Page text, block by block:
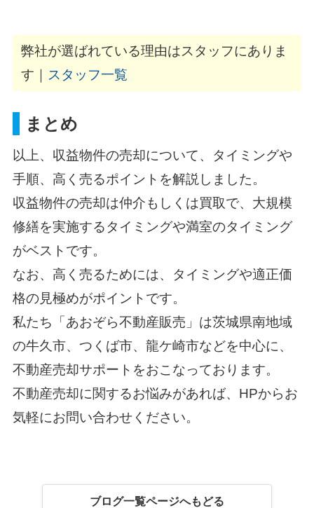
弊社が選ばれている理由はスタッフにありま
す｜
スタッフ一覧
まとめ
以上、収益物件の売却について、タイミングや
手順、高く売るポイントを解説しました。
収益物件の売却は仲介もしくは買取で、大規模
修繕を実施するタイミングや満室のタイミング
がベストです。
なお、高く売るためには、タイミングや適正価
格の見極めがポイントです。
私たち「 あおぞら不動産販売 」は茨城県南地域
の牛久市、つくば市、龍ケ崎市などを中心に、
不動産売却サポートをおこなっております。
不動産売却に関するお悩みがあれば、HPからお
気軽にお問い合わせ ください。
ブログ一覧ページへもどる